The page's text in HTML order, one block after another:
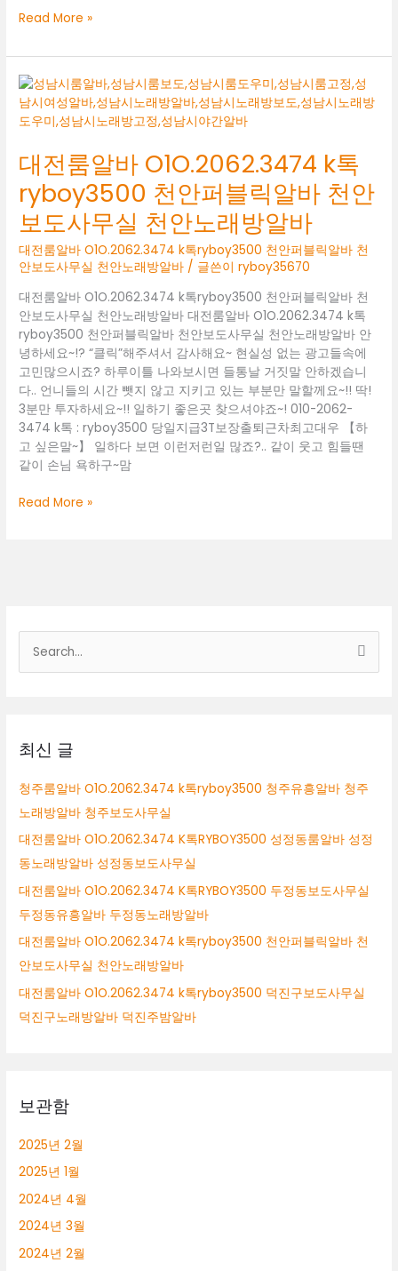
사
대
룸
알
바
O1O.2062.3474
K
RYBOY3500
두
정
동
보
도
무
실
두
정
동
유
흥
알
바
두
동
Read More »
대전룸알바 O1O.2062.3474 k톡
ryboy3500 천안퍼블릭알바 천안
보도사무실 천안노래방알바
대전룸알바 O1O.2062.3474 k톡ryboy3500 천안퍼블릭알바 천
안보도사무실 천안노래방알바 / 글쓴이ryboy35670
대전룸알바 O1O.2062.3474 k톡ryboy3500 천안퍼블릭알바 천
안보도사무실 천안노래방알바 대전룸알바 O1O.2062.3474 k톡
ryboy3500 천안퍼블릭알바 천안보도사무실 천안노래방알바 안
녕하세요~!? “클릭”해주셔서 감사해요~ 현실성 없는 광고들속에
고민많으시죠? 하루이틀 나와보시면 들통날 거짓말 안하겠습니
다.. 언니들의 시간 뺏지 않고 지키고 있는 부분만 말할께요~!! 딱!
3분만 투자하세요~!! 일하기 좋은곳 찾으셔야죠~! 010-2062-
3474 k톡 : ryboy3500 당일지급3T보장출퇴근차최고대우 【하
고 싶은말~】 일하다 보면 이런저런일 많죠?.. 같이 웃고 힘들땐
같이 손님 욕하구~맘
대
톡
ryboy3500
천
릭
바
천
안
보
도
사
무
실
안
노
래
알
Read More »
최신 글
청주룸알바 O1O.2062.3474 k톡ryboy3500 청주유흥알바 청주
노래방알바 청주보도사무실
대전룸알바 O1O.2062.3474 K톡RYBOY3500 성정동룸알바 성정
동노래방알바 성정동보도사무실
대전룸알바 O1O.2062.3474 K톡RYBOY3500 두정동보도사무실
두정동유흥알바 두정동노래방알바
대전룸알바 O1O.2062.3474 k톡ryboy3500 천안퍼블릭알바 천
안보도사무실 천안노래방알바
대전룸알바 O1O.2062.3474 k톡ryboy3500 덕진구보도사무실
덕진구노래방알바 덕진주밤알바
보관함
2025년 2월
2025년 1월
2024년 4월
2024년 3월
2024년 2월